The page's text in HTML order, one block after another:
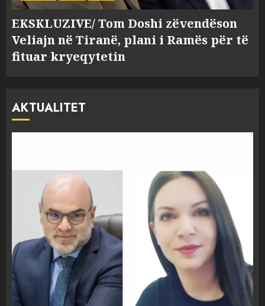
EKSKLUZIVE/ Tom Doshi zëvendëson
Veliajn në Tiranë, plani i Ramës për të
fituar kryeqytetin
AKTUALITET